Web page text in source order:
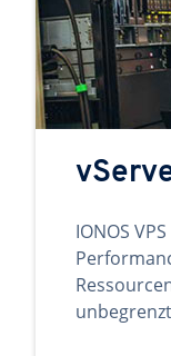
IONOS